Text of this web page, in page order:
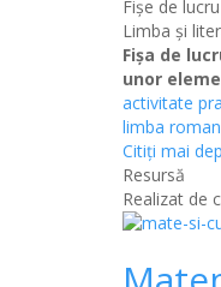
Fișe de lucru
Limba şi
Fişa de
unor
activitate
limba
Citiţi mai
Resursă
Realizat de